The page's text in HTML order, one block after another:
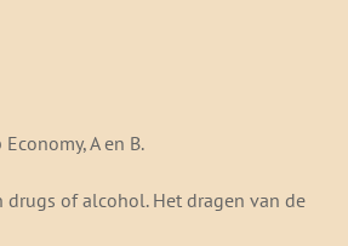
A en B.
of alcohol. Het dragen van de